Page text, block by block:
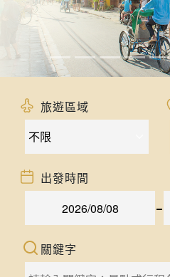
旅遊區域
出發時間
關鍵字